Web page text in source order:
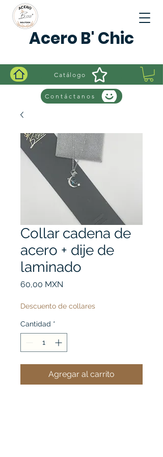
Acero B' Chic
Catálogo
Contáctanos
Collar cadena de
acero + dije de
laminado
60,00 MXN
Descuento de collares
Cantidad *
Agregar al carrito